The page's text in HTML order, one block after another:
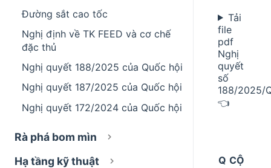
Đường sắt cao tốc
Nghị định về TK FEED và cơ chế
đặc thủ
Nghị quyết 188/2025 của Quốc hội
Nghị quyết 187/2025 của Quốc hội
Nghị quyết 172/2024 của Quốc hội
Rà phá bom mìn
Hạ tầng kỹ thuật
Tải
file
pdf
Nghị
quyết
số
188/2025/
👈
Q CỘ